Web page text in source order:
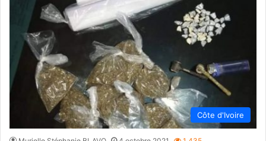
Côte d'Ivoire